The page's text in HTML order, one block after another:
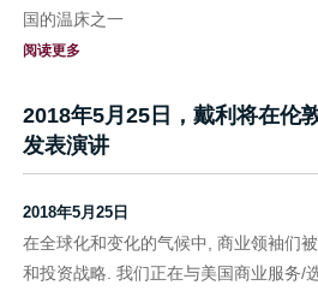
国的温床之一
阅读更多
2018年5月25日，戴利将在伦
发表演讲
2018年5月25日
在全球化和变化的气候中, 商业领袖们
和投资战略. 我们正在与美国商业服务/